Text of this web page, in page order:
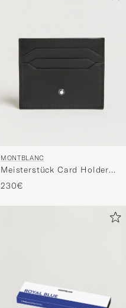
MONTBLANC
Meisterstück Card Holder
6cc Black
230€